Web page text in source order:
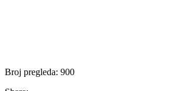
Broj pregleda: 900